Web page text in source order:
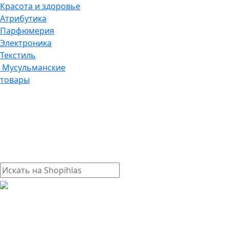
Красота и здоровье
Атрибутика
Парфюмерия
Электроника
Текстиль
Мусульманские
товары